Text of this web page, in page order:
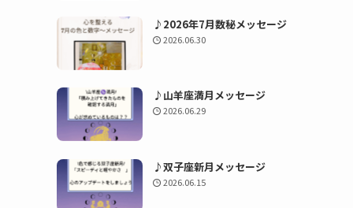
♪2026年7月数秘メッセージ
2026.06.30
♪山羊座満月メッセージ
2026.06.29
♪双子座新月メッセージ
2026.06.15